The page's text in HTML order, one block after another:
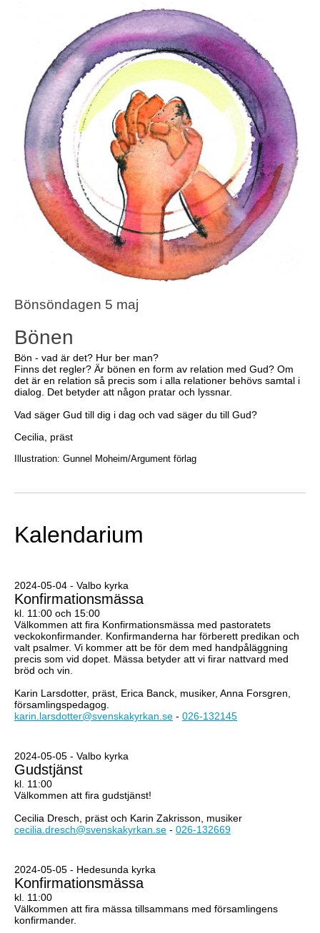
Bönsöndagen 5 maj
Bönen
Bön - vad är det? Hur ber man?
Finns det regler? Är bönen en form av relation med Gud? Om
det är en relation så precis som i alla relationer behövs samtal i
dialog. Det betyder att någon pratar och lyssnar.
Vad säger Gud till dig i dag och vad säger du till Gud?
Cecilia, präst
Illustration: Gunnel Moheim/Argument förlag
Kalendarium
2024-05-04 - Valbo kyrka
Konfirmationsmässa
kl. 11:00 och 15:00
Välkommen att fira Konfirmationsmässa med pastoratets
veckokonfirmander. Konfirmanderna har förberett predikan och
valt psalmer. Vi kommer att be för dem med handpåläggning
precis som vid dopet. Mässa betyder att vi firar nattvard med
bröd och vin.
Karin Larsdotter, präst, Erica Banck, musiker, Anna Forsgren,
församlingspedagog.
karin.larsdotter@svenskakyrkan.se - 026-132145
2024-05-05 - Valbo kyrka
Gudstjänst
kl. 11:00
Välkommen att fira gudstjänst!
Cecilia Dresch, präst och Karin Zakrisson, musiker
cecilia.dresch@svenskakyrkan.se - 026-132669
2024-05-05 - Hedesunda kyrka
Konfirmationsmässa
kl. 11:00
Välkommen att fira mässa tillsammans med församlingens
konfirmander.